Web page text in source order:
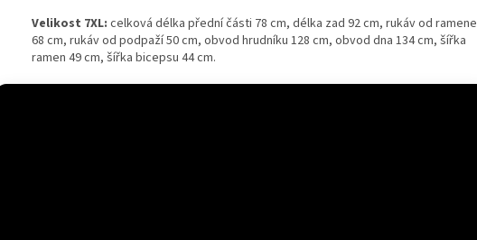
Velikost 7XL: celková délka přední části 78 cm, délka zad 92 cm, rukáv od ramene
68 cm, rukáv od podpaží 50 cm, obvod hrudníku 128 cm, obvod dna 134 cm, šířka
ramen 49 cm, šířka bicepsu 44 cm.